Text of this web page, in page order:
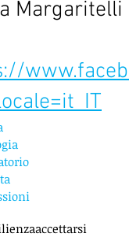
Margaritelli
accettarsi